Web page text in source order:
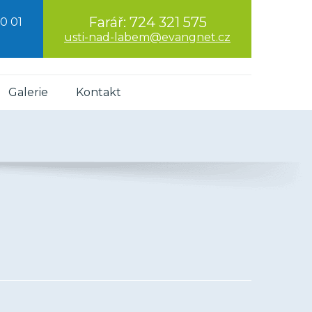
01 Farář: 724 321 575
usti-nad-labem@evangnet.cz
Galerie Kontakt